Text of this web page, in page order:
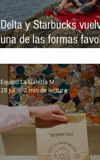
Delta y Starbucks
una de las formas
Starbucks en futuros
Equipo La Galería M
28 jul
2 min de lectura